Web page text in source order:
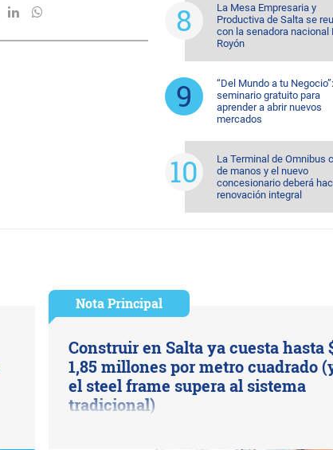
La Mesa Empresaria y
Productiva de Salta se
con la senadora nacional
Royón
“Del Mundo a tu
seminario gratuito para
aprender a abrir nuevos
mercados
La Terminal de Omnibus
de manos y el nuevo
concesionario deberá
renovación integral
Nota Principal
Construir en Salta ya cuesta hasta
1,85 millones por metro cuadrado
el steel frame supera al sistema
tradicional)